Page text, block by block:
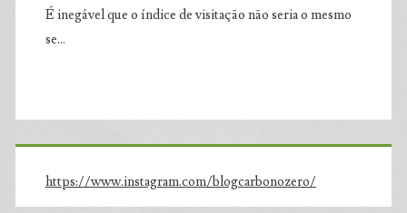
É inegável que o índice de visitação não seria o mesmo
se…
https://www.instagram.com/blogcarbonozero/